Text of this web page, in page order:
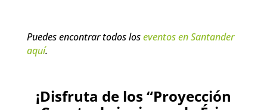
Puedes encontrar todos loseventos en Santander
aquí.
¡Disfruta de los “Proyección